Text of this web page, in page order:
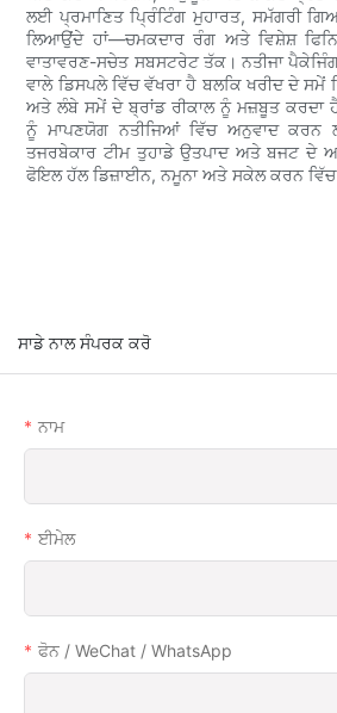
ਲਈ ਪ੍ਰਮਾਣਿਤ ਪ੍ਰਿੰਟਿੰਗ ਮੁਹਾਰਤ, ਸਮੱਗਰੀ
ਲਿਆਉਂਦੇ ਹਾਂ—ਚਮਕਦਾਰ ਰੰਗ ਅਤੇ ਵਿਸ਼ੇਸ਼
ਵਾਤਾਵਰਣ-ਸਚੇਤ ਸਬਸਟਰੇਟ ਤੱਕ। ਨਤੀਜਾ
ਵਾਲੇ ਡਿਸਪਲੇ ਵਿੱਚ ਵੱਖਰਾ ਹੈ ਬਲਕਿ ਖਰੀਦ ਦੇ ਸਮੇਂ
ਅਤੇ ਲੰਬੇ ਸਮੇਂ ਦੇ ਬ੍ਰਾਂਡ ਰੀਕਾਲ ਨੂੰ ਮਜ਼ਬੂਤ ​​ਕਰਦਾ
ਨੂੰ ਮਾਪਣਯੋਗ ਨਤੀਜਿਆਂ ਵਿੱਚ ਅਨੁਵਾਦ ਕਰਨ
ਤਜਰਬੇਕਾਰ ਟੀਮ ਤੁਹਾਡੇ ਉਤਪਾਦ ਅਤੇ ਬਜਟ ਦੇ
ਫੋਇਲ ਹੱਲ ਡਿਜ਼ਾਈਨ, ਨਮੂਨਾ ਅਤੇ ਸਕੇਲ ਕਰਨ
ਸਾਡੇ ਨਾਲ ਸੰਪਰਕ ਕਰੋ
ਨਾਮ
ਈਮੇਲ
ਫੋਨ / WeChat / WhatsApp